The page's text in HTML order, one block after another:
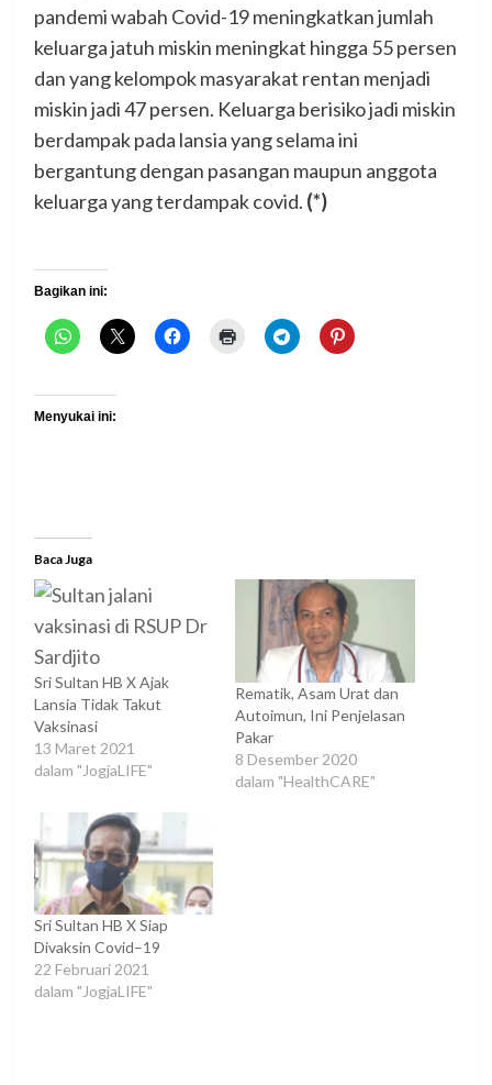
pandemi wabah Covid-19 meningkatkan jumlah
keluarga jatuh miskin meningkat hingga 55 persen
dan yang kelompok masyarakat rentan menjadi
miskin jadi 47 persen. Keluarga berisiko jadi miskin
berdampak pada lansia yang selama ini
bergantung dengan pasangan maupun anggota
keluarga yang terdampak covid. (*)
Bagikan ini:
Menyukai ini:
Baca Juga
Sri Sultan HB X Ajak
Lansia Tidak Takut
Vaksinasi
13 Maret 2021
dalam "JogjaLIFE"
Rematik, Asam Urat dan
Autoimun, Ini Penjelasan
Pakar
8 Desember 2020
dalam "HealthCARE"
Sri Sultan HB X Siap
Divaksin Covid–19
22 Februari 2021
dalam "JogjaLIFE"